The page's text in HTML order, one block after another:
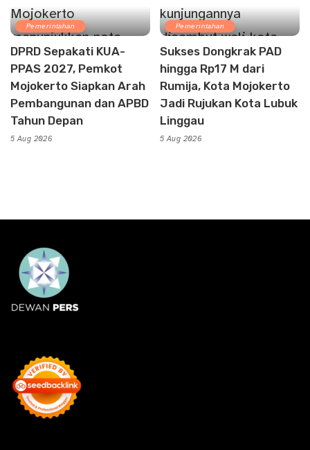
Pemerintahan
DPRD Sepakati KUA-
PPAS 2027, Pemkot
Mojokerto Siapkan Arah
Pembangunan dan APBD
Tahun Depan
5 Aug 2026
Pemerintahan
Sukses Dongkrak PAD
hingga Rp17 M dari
Rumija, Kota Mojokerto
Jadi Rujukan Kota Lubuk
Linggau
5 Aug 2026